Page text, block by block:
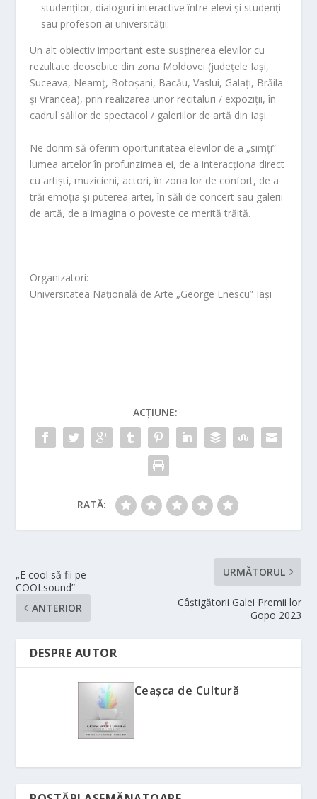
studenților, dialoguri interactive între elevi și studenți
sau profesori ai universității.
Un alt obiectiv important este susținerea elevilor cu
rezultate deosebite din zona Moldovei (județele Iași,
Suceava, Neamț, Botoșani, Bacău, Vaslui, Galați, Brăila
și Vrancea), prin realizarea unor recitaluri / expoziții, în
cadrul sălilor de spectacol / galeriilor de artă din Iași.
Ne dorim să oferim oportunitatea elevilor de a „simți”
lumea artelor în profunzimea ei, de a interacționa direct
cu artiști, muzicieni, actori, în zona lor de confort, de a
trăi emoția și puterea artei, în săli de concert sau galerii
de artă, de a imagina o poveste ce merită trăită.
Organizatori:
Universitatea Națională de Arte „George Enescu” Iași
ACȚIUNE:
RATĂ:
„E cool să fii pe
COOLsound”
ANTERIOR
URMĂTORUL
Câștigătorii Galei Premii lor
Gopo 2023
DESPRE AUTOR
Ceașca de Cultură